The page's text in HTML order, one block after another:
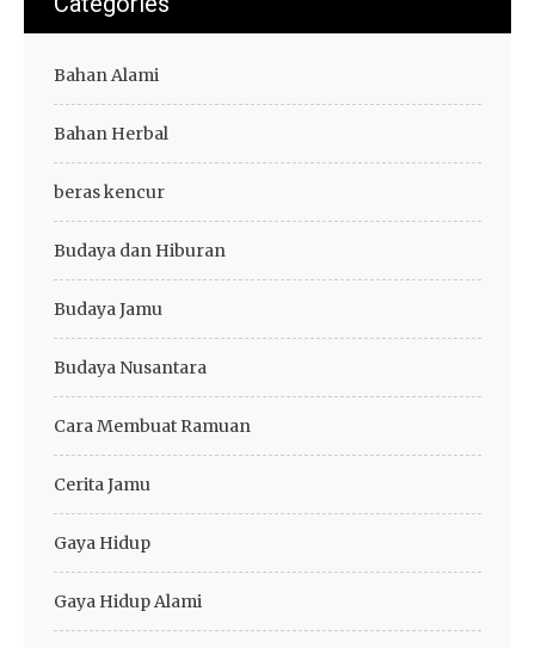
Bahan Alami
Bahan Herbal
beras kencur
Budaya dan Hiburan
Budaya Jamu
Budaya Nusantara
Cara Membuat Ramuan
Cerita Jamu
Gaya Hidup
Gaya Hidup Alami